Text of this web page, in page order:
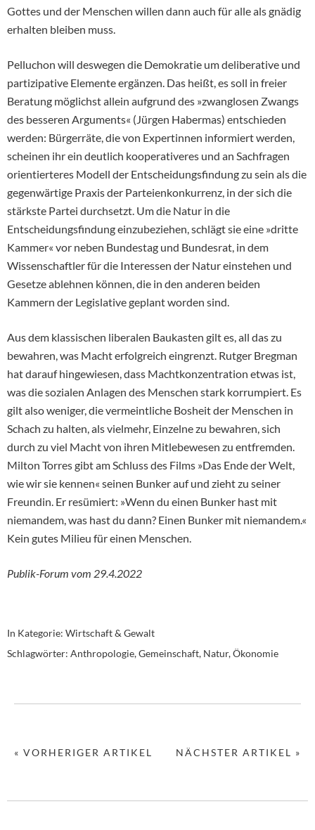
Gottes und der Menschen willen dann auch für alle als gnädig
erhalten bleiben muss.
Pelluchon will deswegen die Demokratie um deliberative und
partizipative Elemente ergänzen. Das heißt, es soll in freier
Beratung möglichst allein aufgrund des »zwanglosen Zwangs
des besseren Arguments« (Jürgen Habermas) entschieden
werden: Bürgerräte, die von Expertinnen informiert werden,
scheinen ihr ein deutlich kooperativeres und an Sachfragen
orientierteres Modell der Entscheidungsfindung zu sein als die
gegenwärtige Praxis der Parteienkonkurrenz, in der sich die
stärkste Partei durchsetzt. Um die Natur in die
Entscheidungsfindung einzubeziehen, schlägt sie eine »dritte
Kammer« vor neben Bundestag und Bundesrat, in dem
Wissenschaftler für die Interessen der Natur einstehen und
Gesetze ablehnen können, die in den anderen beiden
Kammern der Legislative geplant worden sind.
Aus dem klassischen liberalen Baukasten gilt es, all das zu
bewahren, was Macht erfolgreich eingrenzt. Rutger Bregman
hat darauf hingewiesen, dass Machtkonzentration etwas ist,
was die sozialen Anlagen des Menschen stark korrumpiert. Es
gilt also weniger, die vermeintliche Bosheit der Menschen in
Schach zu halten, als vielmehr, Einzelne zu bewahren, sich
durch zu viel Macht von ihren Mitlebewesen zu entfremden.
Milton Torres gibt am Schluss des Films »Das Ende der Welt,
wie wir sie kennen« seinen Bunker auf und zieht zu seiner
Freundin. Er resümiert: »Wenn du einen Bunker hast mit
niemandem, was hast du dann? Einen Bunker mit niemandem.«
Kein gutes Milieu für einen Menschen.
Publik-Forum vom 29.4.2022
In Kategorie: Wirtschaft & Gewalt
Schlagwörter: Anthropologie,Gemeinschaft, Natur,Ökonomie
NÄCHSTER ARTIKEL »
« VORHERIGER ARTIKEL